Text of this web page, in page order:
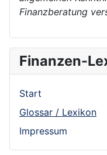
Finanzberatung
Finanzen-
Start
Glossar / Lexikon
Impressum